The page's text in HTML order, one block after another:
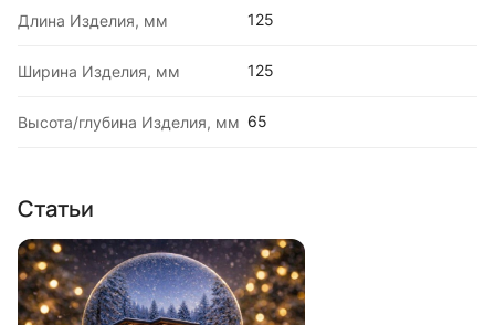
Длина Изделия, мм 125
Ширина Изделия, мм 125
Высота/глубина Изделия, мм 65
Статьи